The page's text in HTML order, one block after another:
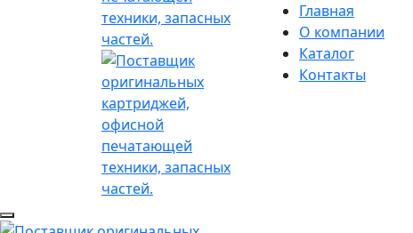
Главная
О компании
Каталог
Контакты